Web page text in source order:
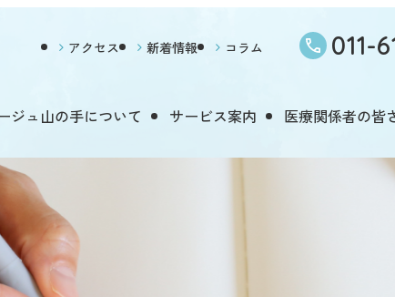
アクセス 新着情報 コラム 011-
ジュ山の手について サービス案内 医療関係者の皆